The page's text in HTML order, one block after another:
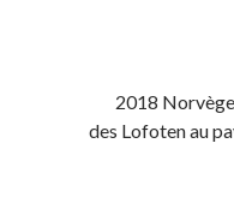
2018
des Lofoten au